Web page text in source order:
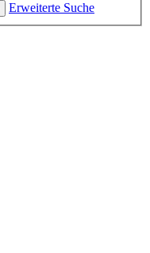
Erweiterte Suche